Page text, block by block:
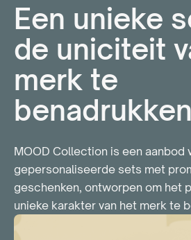
Een unieke
de uniciteit
merk te
benadrukken
MOOD Collection is een aanbod
gepersonaliseerde sets met
geschenken, ontworpen om het
unieke karakter van het merk te